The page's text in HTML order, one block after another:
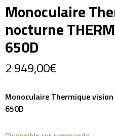
Monoculaire
nocturne
650D
2 949,00€
Monoculaire Thermique vision
650D